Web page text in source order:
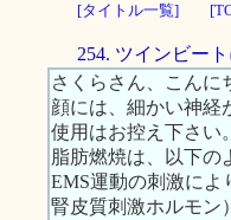
[タイトル一覧]
254. ツインビー
さくらさん、こんに
顔には、細かい神経
使用はお控え下さい。
脂肪燃焼は、以下の
EMS運動の刺激に
腎皮質刺激ホルモン